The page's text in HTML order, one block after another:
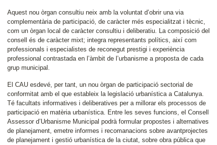
Aquest nou òrgan consultiu neix amb la voluntat d’obrir una via
complementària de participació, de caràcter més especialitzat i tècnic,
com un òrgan local de caràcter consultiu i deliberatiu. La composició del
consell és de caràcter mixt; integra representants polítics, així com
professionals i especialistes de reconegut prestigi i experiència
professional contrastada en l’àmbit de l’urbanisme a proposta de cada
grup municipal.
El CAU esdevé, per tant, un nou òrgan de participació sectorial de
conformitat amb el que estableix la legislació urbanística a Catalunya.
Té facultats informatives i deliberatives per a millorar els processos de
participació en matèria urbanística. Entre les seves funcions, el Consell
Assessor d’Urbanisme Municipal podrà formular propostes i alternatives
de planejament, emetre informes i recomanacions sobre avantprojectes
de planejament i gestió urbanística de la ciutat, sobre obra pública que